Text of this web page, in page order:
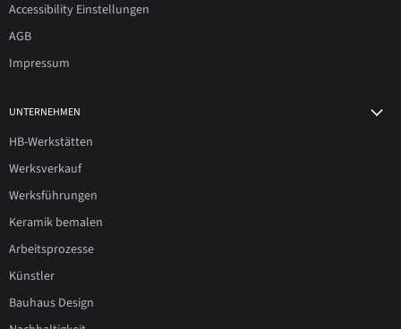
Accessibility Einstellungen
AGB
Impressum
UNTERNEHMEN
HB-Werkstätten
Werksverkauf
Werksführungen
Keramik bemalen
Arbeitsprozesse
Künstler
Bauhaus Design